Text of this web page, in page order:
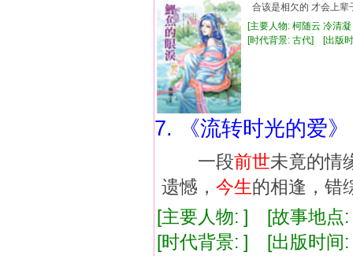
合该是相欠的 才会上
[主要人物: 柯随云 冷清
[时代背景: 古代] [出版
7. 《流转时光的爱》
一段前世未竟的情
遗憾， 今生的相逢，
[主要人物: ] [故事地
[时代背景: ] [出版时